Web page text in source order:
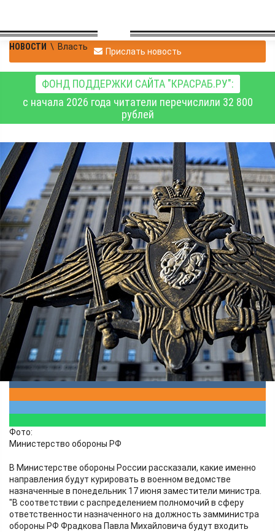
НОВОСТИ \ Власть Прислать новость
ФОНД ПОДДЕРЖКИ САЙТА "КРАСРАБ.РУ":
с начала 2026 года читатели перечислили 32 800
рублей
В Минобороны
рассказали, какие
направления будут
курировать новые
замминистра
Власть
18.06.2024 04:08
2621
Фото:
Министерство обороны РФ
В Министерстве обороны России рассказали, какие именно
направления будут курировать в военном ведомстве
назначенные в понедельник 17 июня заместители министра.
"В соответствии с распределением полномочий в сферу
ответственности назначенного на должность замминистра
обороны РФ Фрадкова Павла Михайловича будут входить